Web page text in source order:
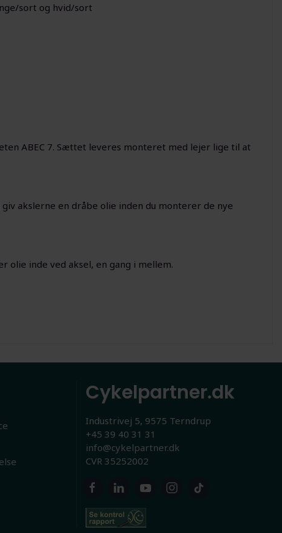
sort og hvid/sort
ABEC 7. Sættet leveres monteret med lejer lige til at
akslerne en dråbe olie inden du monterer de nye
inde ved aksel, en gang i mellem.
Cykelpartner.dk
Industrivej 5, 9575 Terndrup
+45 39 40 31 31
info@cykelpartner.dk
CVR 35252002